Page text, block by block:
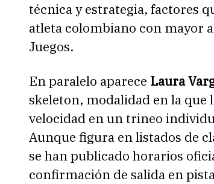
técnica y estrategia, factores
atleta colombiano con mayor
Juegos.
En paralelo aparece Laura
skeleton, modalidad en la que
velocidad en un trineo
Aunque figura en listados de
se han publicado horarios
confirmación de salida en